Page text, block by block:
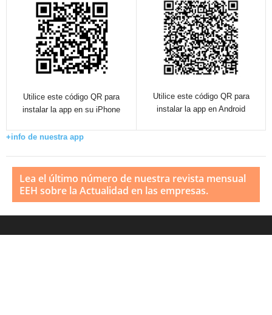
Utilice este código QR para
instalar la app en su iPhone
Utilice este código QR para
instalar la app en Android
+info de nuestra app
Lea el último número de nuestra revista mensual
EEH sobre la Actualidad en las empresas.